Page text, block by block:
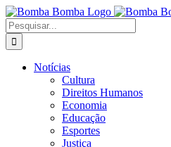
Ir
para
o
conteúdo
Buscar
resultados
para:
Notícias
Cultura
Direitos Humanos
Economia
Educação
Esportes
Justiça